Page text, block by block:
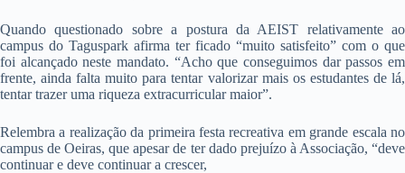
Quando questionado sobre a postura da AEIST relativamente ao
campus do Taguspark afirma ter ficado “muito satisfeito” com o que
foi alcançado neste mandato. “Acho que conseguimos dar passos em
frente, ainda falta muito para tentar valorizar mais os estudantes de lá,
tentar trazer uma riqueza extracurricular maior”.
Relembra a realização da primeira festa recreativa em grande escala no
campus de Oeiras, que apesar de ter dado prejuízo à Associação, “deve
continuar e deve continuar a crescer,